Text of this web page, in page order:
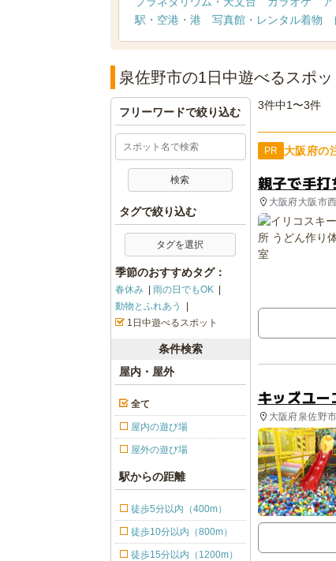
駅・空港・港
写真館・レンタル着物
泉佐野市の1日中遊べるスポ
3件中1〜3件
PR 大阪府の
親子で手
大阪府大阪市
キッズユ
大阪府泉佐野
フリーワードで絞り込む
タグで絞り込む
タグを選択
季節のおすすめタグ：
春休み
雨の日でもOK
動物とふれあう
1日中遊べるスポット
条件検索
屋内・屋外
全て
屋内の遊び場
屋外の遊び場
駅からの距離
徒歩5分以内（400m）
徒歩10分以内（800m）
徒歩15分以内（1200m）